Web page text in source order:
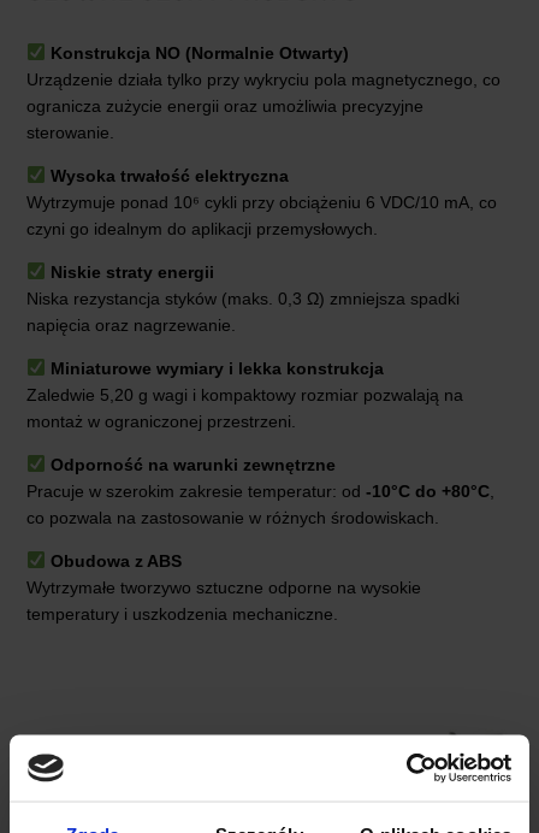
Konstrukcja NO (Normalnie Otwarty)
Urządzenie działa tylko przy wykryciu pola magnetycznego, co
ogranicza zużycie energii oraz umożliwia precyzyjne
sterowanie.
Wysoka trwałość elektryczna
Wytrzymuje ponad 10⁶ cykli przy obciążeniu 6 VDC/10 mA, co
czyni go idealnym do aplikacji przemysłowych.
Niskie straty energii
Niska rezystancja styków (maks. 0,3 Ω) zmniejsza spadki
napięcia oraz nagrzewanie.
Miniaturowe wymiary i lekka konstrukcja
Zaledwie 5,20 g wagi i kompaktowy rozmiar pozwalają na
montaż w ograniczonej przestrzeni.
Odporność na warunki zewnętrzne
Pracuje w szerokim zakresie temperatur: od -10°C do +80°C
co pozwala na zastosowanie w różnych środowiskach.
Obudowa z ABS
Wytrzymałe tworzywo sztuczne odporne na wysokie
temperatury i uszkodzenia mechaniczne.